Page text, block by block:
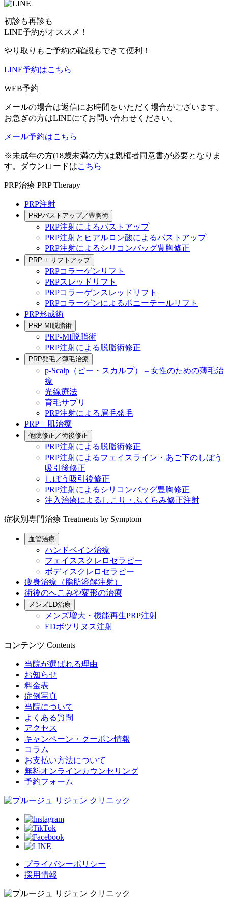
初診も再診も
LINE予約がオススメ！
やり取りもご予約の確認もできて便利！
LINE予約はこちら
WEB予約
メールの場合は返信にお時間をいただく場合がございます。
お急ぎの方はLINEにてお問い合わせください。
メール予約はこちら
※未成年の方(18歳未満の方)は親権者同意書が必要となりま
す。ダウンロードはこちら
PRP治療 PRP Therapy
PRP注射
PRPバストアップ／豊胸術
PRP注射によるバストアップ
PRP注射とヒアルロン酸によるバストアップ
PRP注射によるシリコンバッグ豊胸修正
PRP + リフトアップ
PRPコラーゲンリフト
PRPスレッドリフト
PRPコラーゲンスレッドリフト
PRPコラーゲンによるポニーテールリフト
PRP形成術
PRP-MI脱脂術
PRP-MI脱脂術
PRP注射による脱脂術修正
PRP発毛／薄毛治療
p-Scalp（ピー・スカルプ） – 女性のための薄毛治
療
光線療法
育毛サプリ
PRP注射による眉毛発毛
PRP + 肌治療
他院修正／術後修正
PRP注射による脱脂術修正
PRP注射によるフェイスライン・あご下のしぼう
吸引後修正
しぼう吸引後修正
PRP注射によるシリコンバッグ豊胸修正
注入治療によるしこり・ふくらみ修正注射
症状別専門治療 Treatments by Symptom
血管治療
ハンドベイン治療
フェイススクレロセラピー
ボディスクレロセラピー
痩身治療（脂肪溶解注射）
術後のへこみや変形の治療
メンズED治療
メンズ増大・機能再生PRP注射
EDボツリヌス注射
コンテンツ Contents
当院が選ばれる理由
お知らせ
料金表
症例写真
当院について
よくある質問
アクセス
キャンペーン・クーポン情報
コラム
お支払い方法について
無料オンラインカウンセリング
予約フォーム
プライバシーポリシー
採用情報